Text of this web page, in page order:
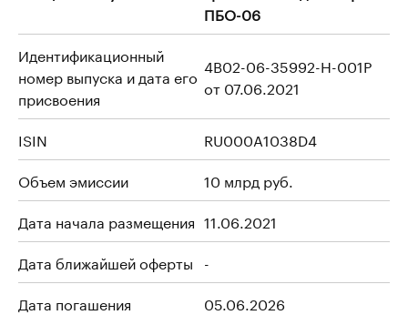
ПБО-06
Идентификационный
номер выпуска и дата его
присвоения
4B02-06-35992-H-001P
от 07.06.2021
ISIN
RU000A1038D4
Объем эмиссии
10 млрд руб.
Дата начала размещения 11.06.2021
Дата ближайшей оферты -
Дата погашения
05.06.2026